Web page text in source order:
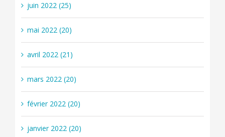
juin 2022 (25)
mai 2022 (20)
avril 2022 (21)
mars 2022 (20)
février 2022 (20)
janvier 2022 (20)